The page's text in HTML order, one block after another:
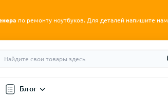
по ремонту ноутбуков. Для деталей напишите
Блог